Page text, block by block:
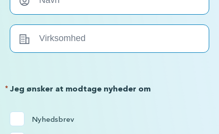
Jeg ønsker at modtage nyheder om
*
Nyhedsbrev